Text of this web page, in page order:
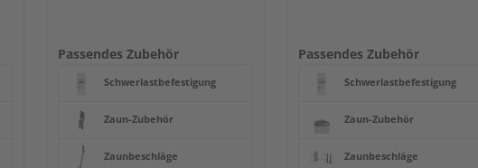
Passendes Zubehör
Schwerlastbefestigung
Zaun-Zubehör
Zaunbeschläge
Passendes Zubehör
Schwerlastbefestigung
Zaun-Zubehör
Zaunbeschläge